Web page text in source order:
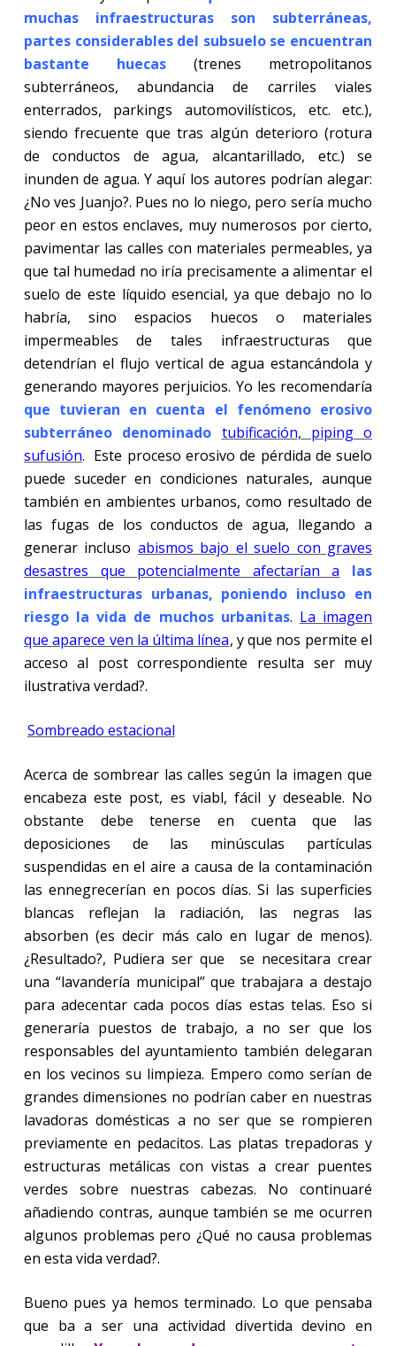
muchas infraestructuras son subterráneas,
partes considerables del subsuelo se encuentran
bastante huecas
(trenes metropolitanos
subterráneos, abundancia de carriles viales
enterrados, parkings automovilísticos, etc. etc.),
siendo frecuente que tras algún deterioro (rotura
de conductos de agua, alcantarillado, etc.) se
inunden de agua. Y aquí los autores podrían alegar:
¿No ves Juanjo?. Pues no lo niego, pero sería mucho
peor en estos enclaves, muy numerosos por cierto,
pavimentar las calles con materiales permeables, ya
que tal humedad no iría precisamente a alimentar el
suelo de este líquido esencial, ya que debajo no lo
habría, sino espacios huecos o materiales
impermeables de tales infraestructuras que
detendrían el flujo vertical de agua estancándola y
generando mayores perjuicios. Yo les recomendaría
que tuvieran en cuenta el fenómeno erosivo
subterráneo denominado tubificación, piping o
sufusión. Este proceso erosivo de pérdida de suelo
puede suceder en condiciones naturales, aunque
también en ambientes urbanos, como resultado de
las fugas de los conductos de agua, llegando a
generar incluso abismos bajo el suelo con graves
desastres que potencialmente afectarían a
las
infraestructuras urbanas, poniendo incluso en
riesgo la vida de muchos urbanitas. La imagen
que aparece ven la última línea, y que nos permite el
acceso al post correspondiente resulta ser muy
ilustrativa verdad?.
Sombreado estacional
Acerca de sombrear las calles según la imagen que
encabeza este post, es viabl, fácil y deseable. No
obstante debe tenerse en cuenta que las
deposiciones de las minúsculas partículas
suspendidas en el aire a causa de la contaminación
las ennegrecerían en pocos días. Si las superficies
blancas reflejan la radiación, las negras las
absorben (es decir más calo en lugar de menos).
¿Resultado?, Pudiera ser que se necesitara crear
una “lavandería municipal” que trabajara a destajo
para adecentar cada pocos días estas telas. Eso si
generaría puestos de trabajo, a no ser que los
responsables del ayuntamiento también delegaran
en los vecinos su limpieza. Empero como serían de
grandes dimensiones no podrían caber en nuestras
lavadoras domésticas a no ser que se rompieren
previamente en pedacitos. Las platas trepadoras y
estructuras metálicas con vistas a crear puentes
verdes sobre nuestras cabezas. No continuaré
añadiendo contras, aunque también se me ocurren
algunos problemas pero ¿Qué no causa problemas
en esta vida verdad?.
Bueno pues ya hemos terminado. Lo que pensaba
que ba a ser una actividad divertida devino en